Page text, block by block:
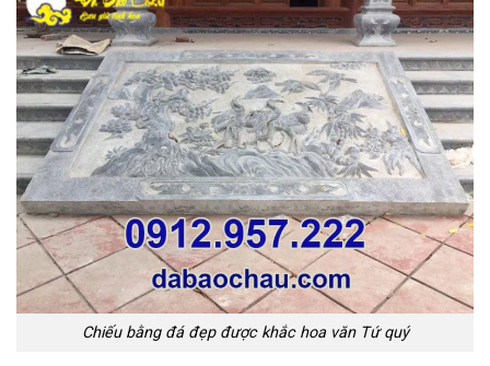
Chiếu bằng đá đẹp được khắc hoa văn Tứ quý